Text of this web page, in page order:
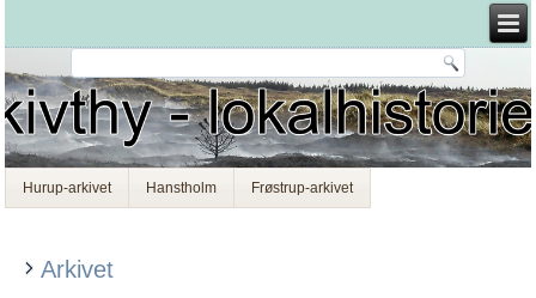
Hurup-arkivet Hanstholm Frøstrup-arkivet
Arkivet